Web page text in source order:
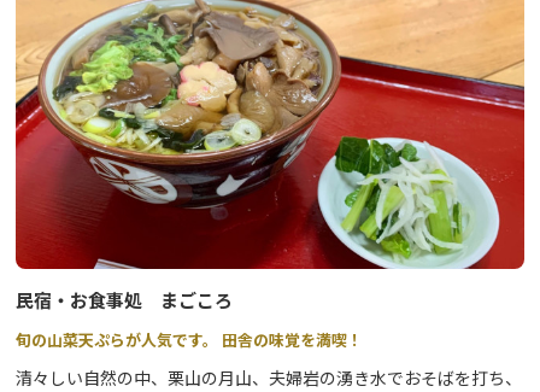
民宿・お食事処 まごころ
旬の山菜天ぷらが人気です。 田舎の味覚を満喫！
清々しい自然の中、栗山の月山、夫婦岩の湧き水でおそばを打ち、